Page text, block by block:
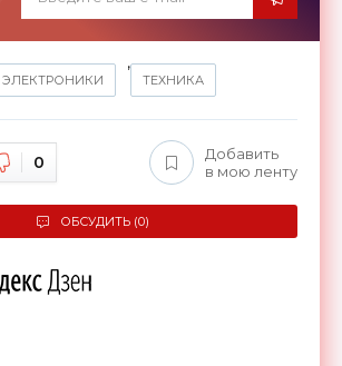
,
ТЕХНИКА
0
Добавить
в мою ленту
ОБСУДИТЬ (0)